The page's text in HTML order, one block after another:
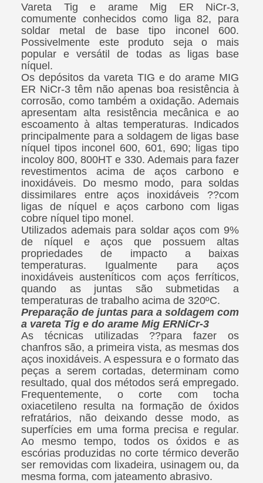
Vareta Tig e arame Mig ER NiCr-3,
comumente conhecidos como liga 82, para
soldar metal de base tipo inconel 600.
Possivelmente este produto seja o mais
popular e versátil de todas as ligas base
níquel.
Os depósitos da vareta TIG e do arame MIG
ER NiCr-3 têm não apenas boa resistência à
corrosão, como também a oxidação. Ademais
apresentam alta resistência mecânica e ao
escoamento à altas temperaturas. Indicados
principalmente para a soldagem de ligas base
níquel tipos inconel 600, 601, 690; ligas tipo
incoloy 800, 800HT e 330. Ademais para fazer
revestimentos acima de aços carbono e
inoxidáveis. Do mesmo modo, para soldas
dissimilares entre aços inoxidáveis ??com
ligas de níquel e aços carbono com ligas
cobre níquel tipo monel.
Utilizados ademais para soldar aços com 9%
de níquel e aços que possuem altas
propriedades de impacto a baixas
temperaturas. Igualmente para aços
inoxidáveis austeníticos com aços ferríticos,
quando as juntas são submetidas a
temperaturas de trabalho acima de 320ºC.
Preparação de juntas para a soldagem com
a vareta Tig e do arame Mig ERNiCr-3
As técnicas utilizadas ??para fazer os
chanfros são, a primeira vista, as mesmas dos
aços inoxidáveis. A espessura e o formato das
peças a serem cortadas, determinam como
resultado, qual dos métodos será empregado.
Frequentemente, o corte com tocha
oxiacetileno resulta na formação de óxidos
refratários, não deixando desse modo, as
superfícies em uma forma precisa e regular.
Ao mesmo tempo, todos os óxidos e as
escórias produzidas no corte térmico deverão
ser removidas com lixadeira, usinagem ou, da
mesma forma, com jateamento abrasivo.